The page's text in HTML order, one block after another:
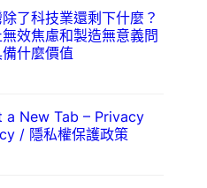
了科技業還剩下什麼？
效焦慮和製造無意義問
什麼價值
a New Tab – Privacy
/ 隱私權保護政策